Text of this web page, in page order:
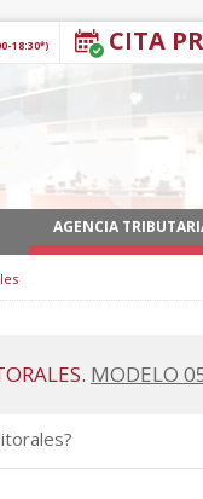
CITA
18:30*)
AGENCIA
MODELO